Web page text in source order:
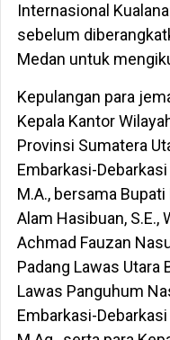
Internasional
sebelum
Medan untuk
Kepulangan para
Kepala Kantor
Provinsi Sumatera
Embarkasi-
M.A., bersama
Alam Hasibuan, S.E.,
Achmad Fauzan
Padang Lawas Utara
Lawas Panguhum
Embarkasi-